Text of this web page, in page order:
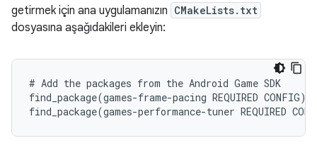
getirmek için ana uygulamanızın CMakeLists.txt
dosyasına aşağıdakileri ekleyin:
# Add the packages from the Android Game SDK
find_package(games-frame-pacing REQUIRED CONFIG)